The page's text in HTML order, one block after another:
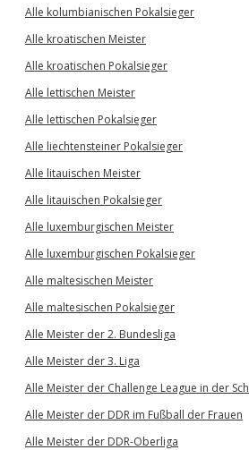
Alle kolumbianischen Pokalsieger
Alle kroatischen Meister
Alle kroatischen Pokalsieger
Alle lettischen Meister
Alle lettischen Pokalsieger
Alle liechtensteiner Pokalsieger
Alle litauischen Meister
Alle litauischen Pokalsieger
Alle luxemburgischen Meister
Alle luxemburgischen Pokalsieger
Alle maltesischen Meister
Alle maltesischen Pokalsieger
Alle Meister der 2. Bundesliga
Alle Meister der 3. Liga
Alle Meister der Challenge League in der
Alle Meister der DDR im Fußball der Frauen
Alle Meister der DDR-Oberliga